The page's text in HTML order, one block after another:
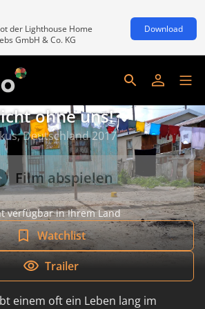
der Lighthouse Home
GmbH & Co. KG
Download
ohne uns!
Deutschland 2017
Film abspielen
verfügbar in Ihrem Land
Watchlist
Trailer
einem oft ein Leben lang im